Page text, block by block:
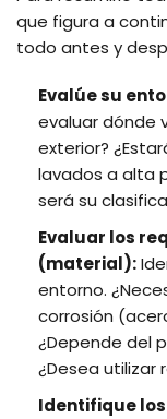
que figura a
todo antes y
Evalúe su
evaluar dónde
exterior?
lavados a alta
será su
Evaluar los
(material):
entorno.
corrosión
¿Depende del
¿Desea utilizar
Identifique